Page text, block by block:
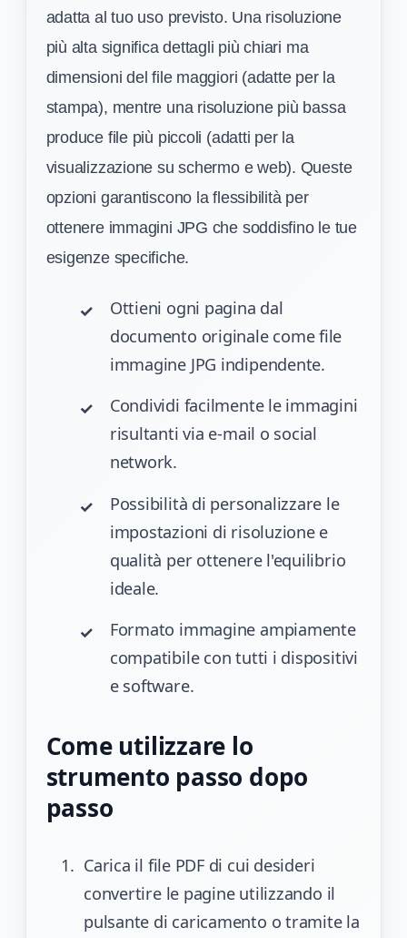
adatta al tuo uso previsto. Una risoluzione
più alta significa dettagli più chiari ma
dimensioni del file maggiori (adatte per la
stampa), mentre una risoluzione più bassa
produce file più piccoli (adatti per la
visualizzazione su schermo e web). Queste
opzioni garantiscono la flessibilità per
ottenere immagini JPG che soddisfino le tue
esigenze specifiche.
Ottieni ogni pagina dal
documento originale come file
immagine JPG indipendente.
Condividi facilmente le immagini
risultanti via e-mail o social
network.
Possibilità di personalizzare le
impostazioni di risoluzione e
qualità per ottenere l'equilibrio
ideale.
Formato immagine ampiamente
compatibile con tutti i dispositivi
e software.
Come utilizzare lo
strumento passo dopo
passo
Carica il file PDF di cui desideri
convertire le pagine utilizzando il
pulsante di caricamento o tramite la